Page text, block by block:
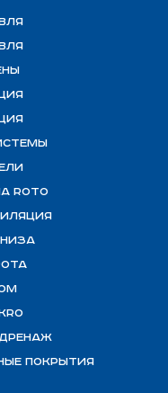
ROTO
покрытия